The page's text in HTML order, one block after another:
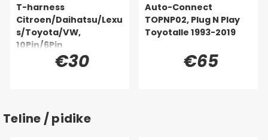
T-harness
Citroen/Daihatsu/Lexu
s/Toyota/VW,
10Pin/6Pin
€30
Auto-Connect
TOPNP02, Plug N Play
Toyotalle 1993-2019
€65
Teline / pidike